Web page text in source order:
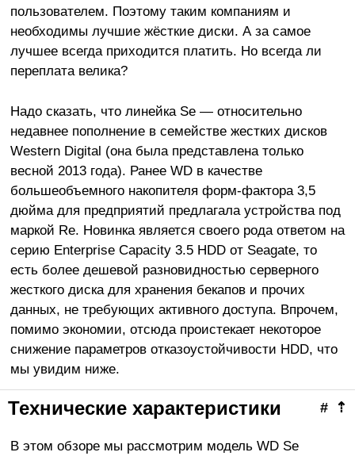
пользователем. Поэтому таким компаниям и
необходимы лучшие жёсткие диски. А за самое
лучшее всегда приходится платить. Но всегда ли
переплата велика?
Надо сказать, что линейка Se — относительно
недавнее пополнение в семействе жестких дисков
Western Digital (она была представлена только
весной 2013 года). Ранее WD в качестве
большеобъемного накопителя форм-фактора 3,5
дюйма для предприятий предлагала устройства под
маркой Re. Новинка является своего рода ответом на
серию Enterprise Capacity 3.5 HDD от Seagate, то
есть более дешевой разновидностью серверного
жесткого диска для хранения бекапов и прочих
данных, не требующих активного доступа. Впрочем,
помимо экономии, отсюда проистекает некоторое
снижение параметров отказоустойчивости HDD, что
мы увидим ниже.
⇡
#
Технические характеристики
В этом обзоре мы рассмотрим модель WD Se